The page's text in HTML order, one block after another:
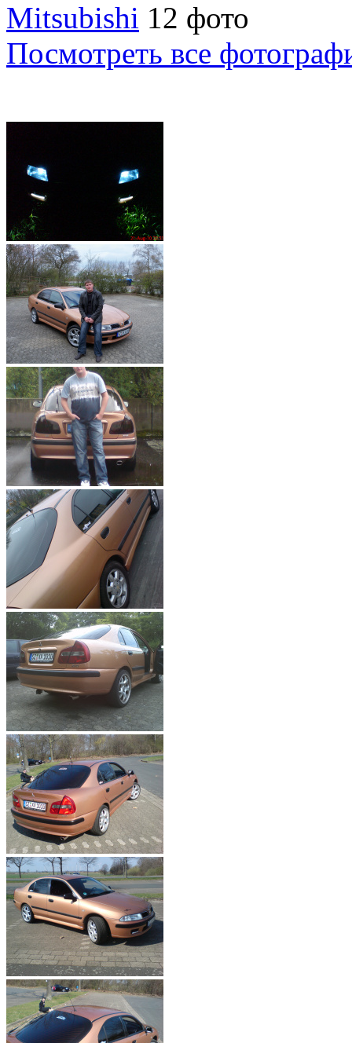
Mitsubishi 12 фото
Посмотреть все